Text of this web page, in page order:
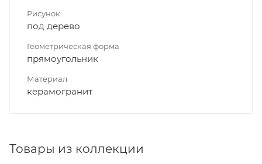
Рисунок
под дерево
Геометрическая форма
прямоугольник
Материал
керамогранит
Товары из коллекции